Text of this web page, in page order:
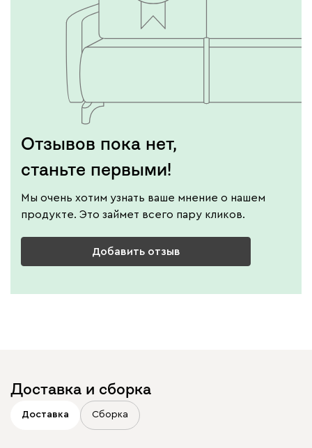
Отзывов пока нет,
станьте первыми!
Мы очень хотим узнать ваше мнение о нашем
продукте. Это займет всего пару кликов.
Добавить отзыв
Доставка и сборка
Доставка Сборка